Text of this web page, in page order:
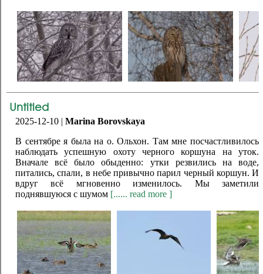
Untitled
2025-12-10 | Marina Borovskaya
В сентябре я была на о. Ольхон. Там мне посчастливилось
наблюдать успешную охоту черного коршуна на уток.
Вначале всё было обыденно: утки резвились на воде,
питались, спали, в небе привычно парил черный коршун. И
вдруг всё мгновенно изменилось. Мы заметили
поднявшуюся с шумом [...... read more ]